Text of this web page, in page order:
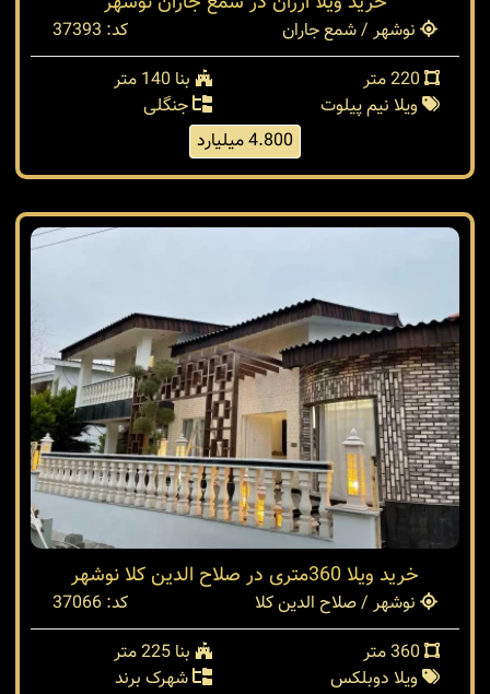
نوشهر / شمع جاران
کد: 37393
بنا 140 متر
ویلا نیم پیلوت
جنگلی
4.800 میلیارد
خرید ویلا 360متری در صلاح الدین کلا نوشهر
نوشهر / صلاح الدین کلا
کد: 37066
بنا 225 متر
ویلا دوبلکس
شهرک برند